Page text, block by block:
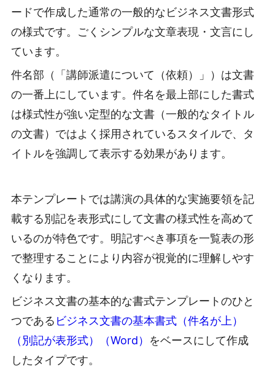
ードで作成した通常の一般的なビジネス文書形式
の様式です。ごくシンプルな文章表現・文言にし
ています。
件名部（「講師派遣について（依頼）」）は文書
の一番上にしています。件名を最上部にした書式
は様式性が強い定型的な文書（一般的なタイトル
の文書）ではよく採用されているスタイルで、タ
イトルを強調して表示する効果があります。
本テンプレートでは講演の具体的な実施要領を記
載する別記を表形式にして文書の様式性を高めて
いるのが特色です。明記すべき事項を一覧表の形
で整理することにより内容が視覚的に理解しやす
くなります。
ビジネス文書の基本的な書式テンプレートのひと
つである ビジネス文書の基本書式（件名が上）
（別記が表形式）（Word） をベースにして作成
したタイプです。